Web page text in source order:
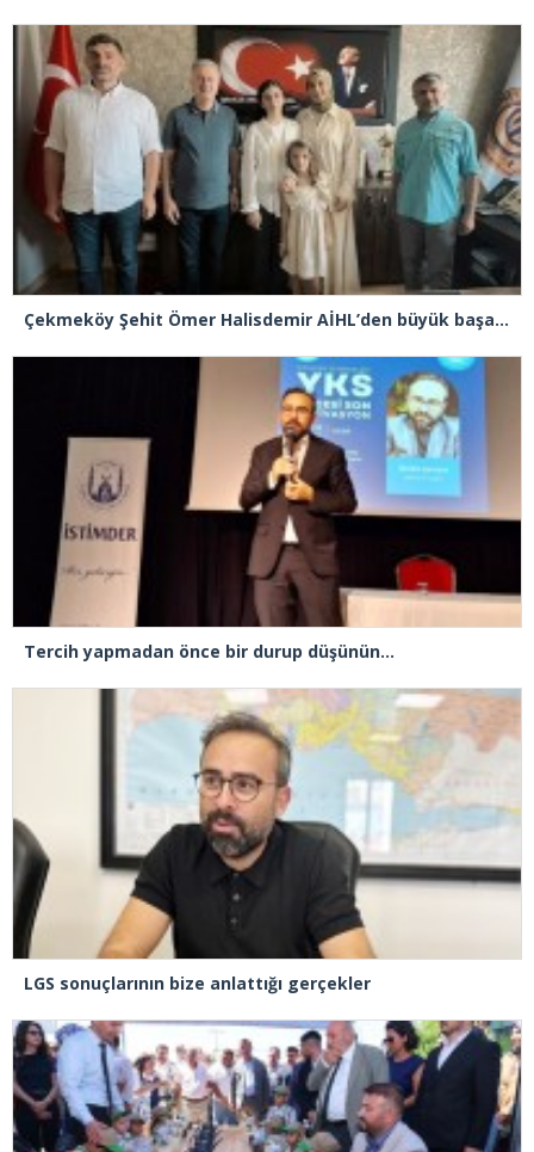
Çekmeköy Şehit Ömer Halisdemir AİHL’den büyük başarı! LGS’de yüzde 0,13’lik dilim
Tercih yapmadan önce bir durup düşünün…
LGS sonuçlarının bize anlattığı gerçekler